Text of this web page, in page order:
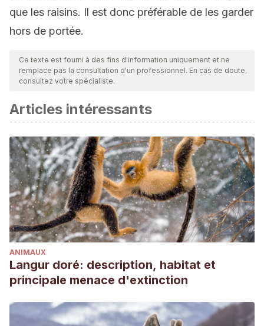
que les raisins. Il est donc préférable de les garder
hors de portée.
Ce texte est fourni à des fins d'information uniquement et ne
remplace pas la consultation d'un professionnel. En cas de doute,
consultez votre spécialiste.
Articles intéressants
ANIMAUX
Langur doré: description, habitat et
principale menace d'extinction